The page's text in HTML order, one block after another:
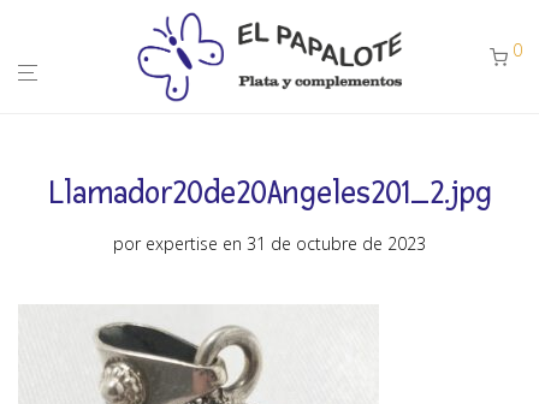
0
Llamador20de20Angeles201_2.jpg
por expertise en 31 de octubre de 2023